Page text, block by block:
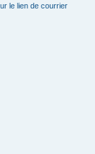
le lien de courrier